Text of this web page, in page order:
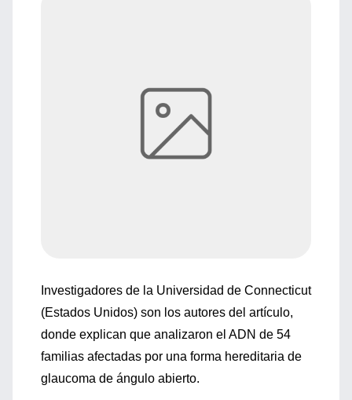
Investigadores de la Universidad de Connecticut
(Estados Unidos) son los autores del artículo,
donde explican que analizaron el ADN de 54
familias afectadas por una forma hereditaria de
glaucoma de ángulo abierto.